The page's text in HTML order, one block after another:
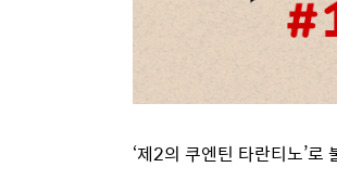
‘제2의 쿠엔틴 타란티노’로